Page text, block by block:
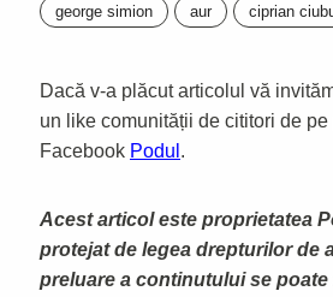
george simion aur ciprian
Dacă v-a plăcut articolul vă
un like comunității de cititori de
Facebook Podul .
Acest articol este proprietatea
protejat de legea drepturilor de
preluare a continutului se poate